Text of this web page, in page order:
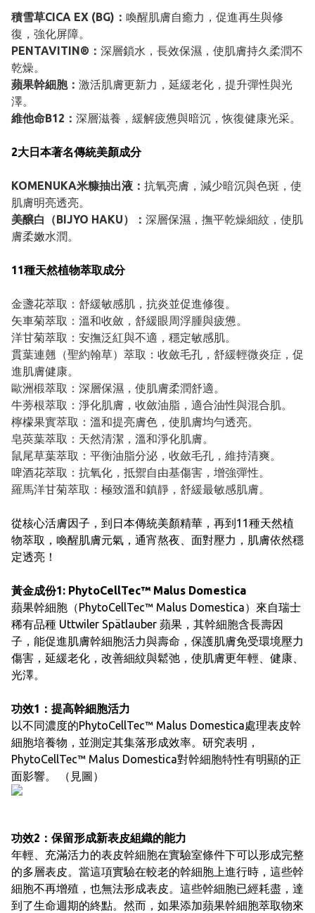
積雪草CICA EX (BG)： 喚醒肌膚自癒力，促進再生與修
復，強化屏障。
PENTAVITIN®： 深層鎖水，長效保濕，使肌膚持久柔潤不
乾燥。
蘋果幹細胞： 激活肌膚更新力，延緩老化，提升彈性與光
澤。
維他命B12： 深層滋養，緩解疲憊與暗沉，恢復健康光采。
2大日本著名傳統美顏成分
KOMENUKA米糠抽出液： 抗氧亮膚，減少暗沉與色斑，使
肌膚明亮透亮。
美醸白（BIJYO HAKU）： 深層保濕，撫平乾燥細紋，使肌
膚柔嫩水潤。
11種天然植物萃取成分
金盞花萃取：舒緩敏感肌，抗炎並促進修復。
矢車菊萃取：溫和收斂，舒緩眼周浮腫與疲憊。
洋甘菊萃取：安撫泛紅與不適，穩定敏感肌。
貫葉連翹（聖約翰草）萃取：收斂毛孔，舒緩輕微炎症，促
進肌膚健康。
歐洲椴萃取：深層保濕，使肌膚柔潤舒適。
牛蒡根萃取：淨化肌膚，收斂油脂，適合油性與混合肌。
檸檬果實萃取：溫和提亮膚色，使肌膚均勻透亮。
皂莢葉萃取：天然清潔，溫和淨化肌膚。
鼠尾草葉萃取：平衡油脂分泌，收斂毛孔，維持清爽。
啤酒花萃取：抗氧化，抵禦自由基傷害，增強彈性。
羅馬洋甘菊萃取：極致溫和鎮靜，舒緩最敏感肌膚。
從核心活膚因子，到日本傳統美顏精華，再到11種天然植
物萃取，喚醒肌膚元氣，通宵熬夜、面對壓力，肌膚依然穩
定透亮！
黃金成份1: PhytoCellTec™ Malus Domestica
蘋果幹細胞（PhytoCellTec™ Malus Domestica）來自瑞士
稀有品種 Uttwiler Spätlauber 蘋果，其幹細胞含長壽因
子，能促進肌膚幹細胞活力與壽命，保護肌膚免受環境壓力
傷害，延緩老化，改善細紋與鬆弛，使肌膚更年輕、健康、
光澤。
功效1：提高幹細胞活力
以不同濃度的PhytoCellTec™ Malus Domestica處理表皮幹
細胞培養物，並測定其集落形成效率。研究表明，
PhytoCellTec™ Malus Domestica對幹細胞特性有明顯的正
面影響。 （見圖）
功效2：保留形成新表皮組織的能力
年輕、充滿活力的表皮幹細胞在實驗室條件下可以形成完整
的多層表皮。當這項實驗在較老的幹細胞上進行時，這些幹
細胞不再增殖，也無法形成表皮。這些幹細胞已經耗盡，達
到了生命週期的終點。然而，如果添加蘋果幹細胞萃取物來